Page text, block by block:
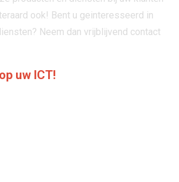
ook! Bent u geinteresseerd in
Neem dan vrijblijvend contact
uw ICT!